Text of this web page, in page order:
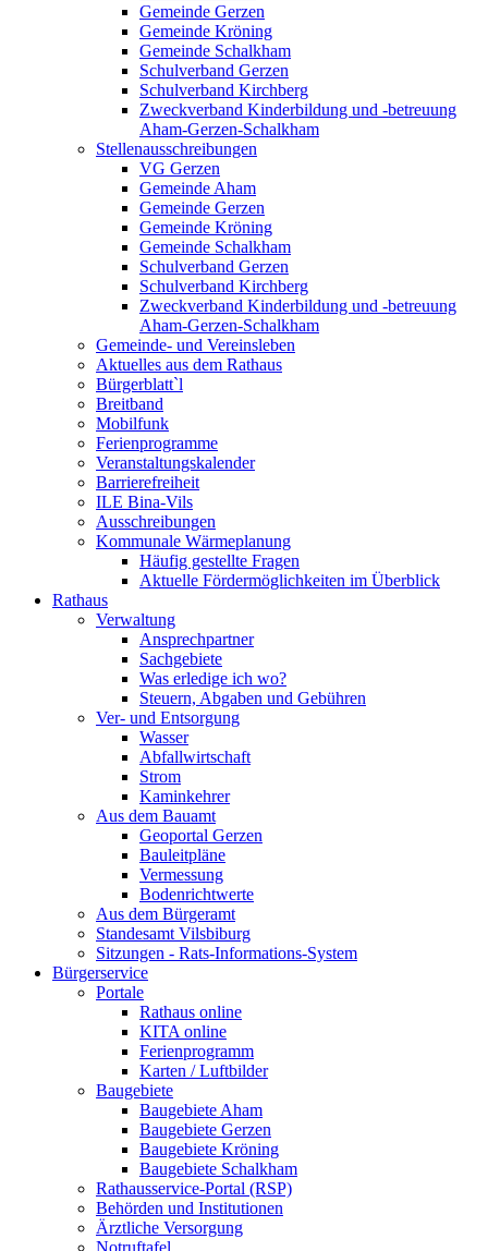
Gemeinde Gerzen
Gemeinde Kröning
Gemeinde Schalkham
Schulverband Gerzen
Schulverband Kirchberg
Zweckverband Kinderbildung und -betreuung
Aham-Gerzen-Schalkham
Stellenausschreibungen
VG Gerzen
Gemeinde Aham
Gemeinde Gerzen
Gemeinde Kröning
Gemeinde Schalkham
Schulverband Gerzen
Schulverband Kirchberg
Zweckverband Kinderbildung und -betreuung
Aham-Gerzen-Schalkham
Gemeinde- und Vereinsleben
Aktuelles aus dem Rathaus
Bürgerblatt`l
Breitband
Mobilfunk
Ferienprogramme
Veranstaltungskalender
Barrierefreiheit
ILE Bina-Vils
Ausschreibungen
Kommunale Wärmeplanung
Häufig gestellte Fragen
Aktuelle Fördermöglichkeiten im Überblick
Rathaus
Verwaltung
Ansprechpartner
Sachgebiete
Was erledige ich wo?
Steuern, Abgaben und Gebühren
Ver- und Entsorgung
Wasser
Abfallwirtschaft
Strom
Kaminkehrer
Aus dem Bauamt
Geoportal Gerzen
Bauleitpläne
Vermessung
Bodenrichtwerte
Aus dem Bürgeramt
Standesamt Vilsbiburg
Sitzungen - Rats-Informations-System
Bürgerservice
Portale
Rathaus online
KITA online
Ferienprogramm
Karten / Luftbilder
Baugebiete
Baugebiete Aham
Baugebiete Gerzen
Baugebiete Kröning
Baugebiete Schalkham
Rathausservice-Portal (RSP)
Behörden und Institutionen
Ärztliche Versorgung
Notruftafel